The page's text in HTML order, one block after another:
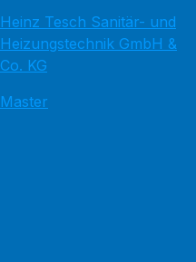
Heinz Tesch Sanitär- und
Heizungstechnik GmbH &
Co. KG
Master